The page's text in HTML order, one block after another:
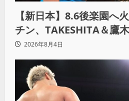
【新日本】8.6後楽園へ
チン、TAKESHITA＆鷹
激突2026年8月4日